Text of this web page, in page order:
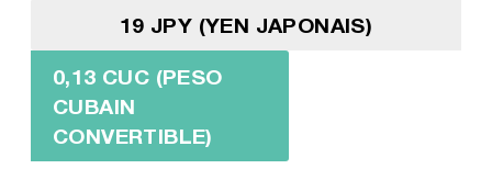
19 JPY (YEN JAPONAIS)
0,13 CUC (PESO
CUBAIN
CONVERTIBLE)